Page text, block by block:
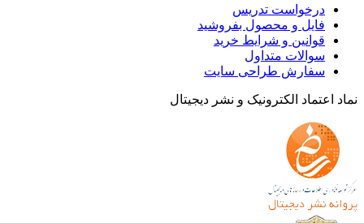
درخواست تدریس
فایل و محصول بفروشید
قوانین و شرایط خرید
سوالات متداول
سفارش طراحی سایت
اعتماد الکترونیک و نشر دیجیتال